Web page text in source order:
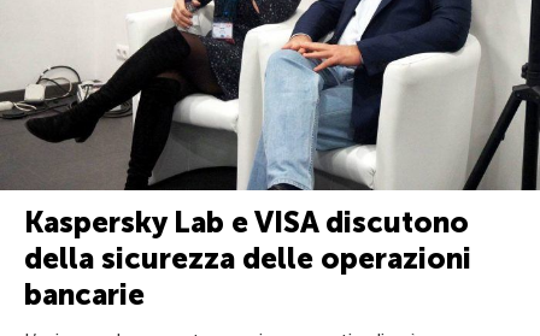
Kaspersky Lab e VISA discutono
della sicurezza delle operazioni
bancarie